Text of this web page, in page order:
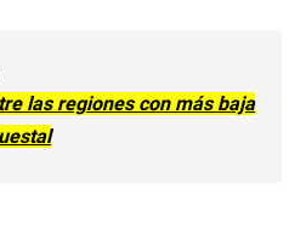
las regiones con más baja